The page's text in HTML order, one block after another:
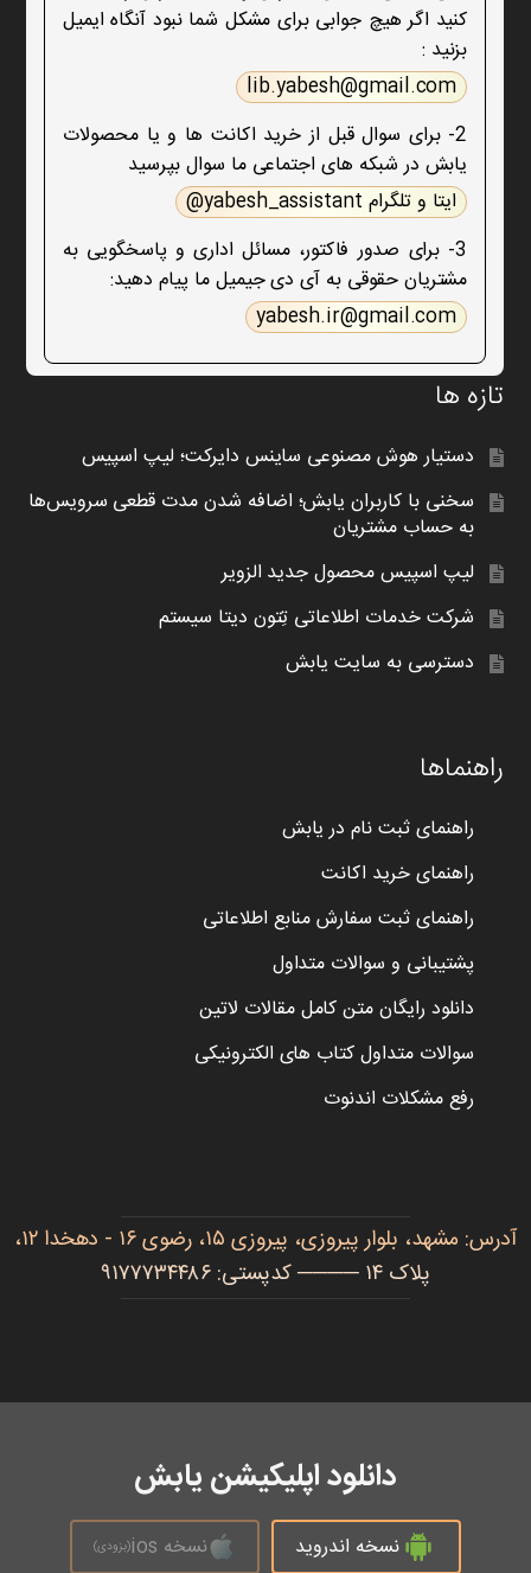
کنید اگر هیچ جوابی برای مشکل شما نبود آنگاه ایمیل
بزنید :
lib.yabesh@gmail.com
2- برای سوال قبل از خرید اکانت ها و یا محصولات
یابش در شبکه های اجتماعی ما سوال بپرسید
ایتا و تلگرام yabesh_assistant@
3- برای صدور فاکتور، مسائل اداری و پاسخگویی به
مشتریان حقوقی به آی دی جیمیل ما پیام دهید:
yabesh.ir@gmail.com
تازه ها
دستیار هوش مصنوعی ساینس دایرکت؛ لیپ اسپیس
سخنی با کاربران یابش؛ اضافه شدن مدت قطعی سرویس‌ها
به حساب مشتریان
لیپ اسپیس محصول جدید الزویر
شرکت خدمات اطلاعاتی تِتون دیتا سیستم
دسترسی به سایت یابش
راهنماها
راهنمای ثبت نام در یابش
راهنمای خرید اکانت
راهنمای ثبت سفارش منابع اطلاعاتی
پشتیبانی و سوالات متداول
دانلود رایگان متن کامل مقالات لاتین
سوالات متداول کتاب های الکترونیکی
رفع مشکلات اندنوت
آدرس: مشهد، بلوار پیروزی، پیروزی ۱۵، رضوی ۱۶ - دهخدا ۱۲،
پلاک ۱۴ ──── کدپستی: ۹۱۷۷۷۳۴۴۸۶
دانلود اپلیکیشن یابش
نسخه اندروید نسخه ios (بزودی)